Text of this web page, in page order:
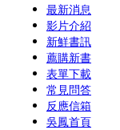
最新消息
影片介紹
新鮮書訊
薦購新書
表單下載
常見問答
反應信箱
吳鳳首頁